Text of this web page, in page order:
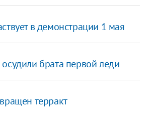
в демонстрации 1 мая
брата первой леди
терракт